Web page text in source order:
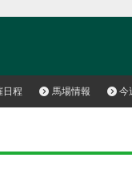
日程 馬場情報 今